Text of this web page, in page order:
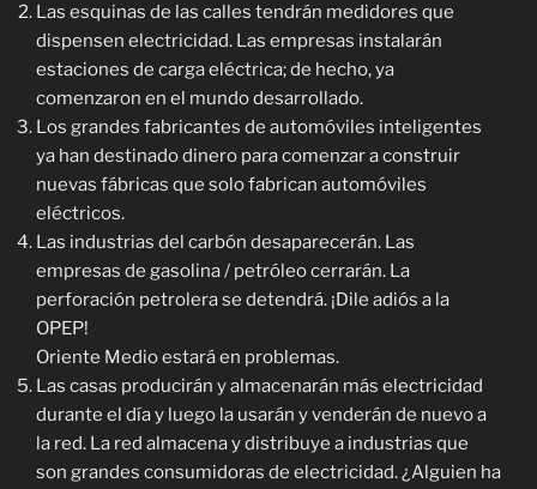
Las esquinas de las calles tendrán medidores que
dispensen electricidad. Las empresas instalarán
estaciones de carga eléctrica; de hecho, ya
comenzaron en el mundo desarrollado.
Los grandes fabricantes de automóviles inteligentes
ya han destinado dinero para comenzar a construir
nuevas fábricas que solo fabrican automóviles
eléctricos.
Las industrias del carbón desaparecerán. Las
empresas de gasolina / petróleo cerrarán. La
perforación petrolera se detendrá. ¡Dile adiós a la
OPEP!
Oriente Medio estará en problemas.
Las casas producirán y almacenarán más electricidad
durante el día y luego la usarán y venderán de nuevo a
la red. La red almacena y distribuye a industrias que
son grandes consumidoras de electricidad. ¿Alguien ha